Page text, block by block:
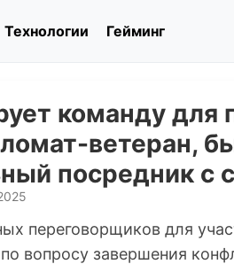
Технологии Гейминг
команду для
ветеран,
посредник с
переговорщиков для
вопросу завершения